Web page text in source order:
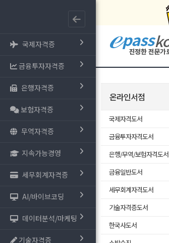
국제자격증
금융투자자격증
은행자격증
보험자격증
무역자격증
지속가능경영
세무회계자격증
AI/바이브코딩
데이터분석/마케팅
기술자격증
온라인서점
국제자격도서
금융투자자격도서
은행/무역/보험자격도서
금융일반도서
세무회계자격도서
기술자격증도서
한국사도서